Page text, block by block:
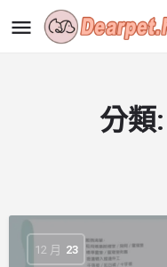
分類:
12 月 23